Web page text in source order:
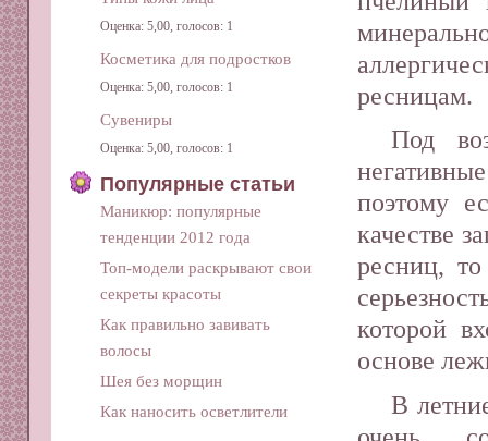
ресницам.
Под
поэтому
качестве
ресниц,
которой
основе
В
Оценка: 5,00, голосов: 1
Косметика для подростков
Оценка: 5,00, голосов: 1
Сувениры
Оценка: 5,00, голосов: 1
Популярные статьи
Маникюр: популярные
тенденции 2012 года
Топ-модели раскрывают свои
секреты красоты
Как правильно завивать
волосы
Шея без морщин
Как наносить осветлители